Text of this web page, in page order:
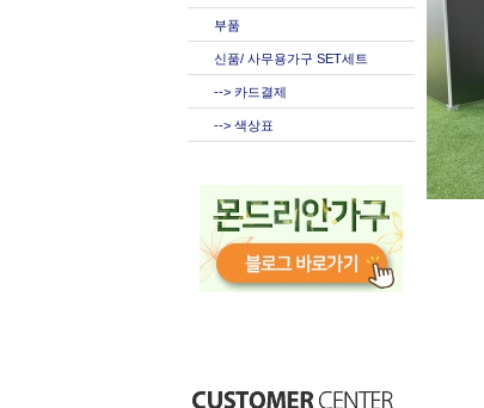
부품
신품/ 사무용가구 SET세트
--> 카드결제
--> 색상표